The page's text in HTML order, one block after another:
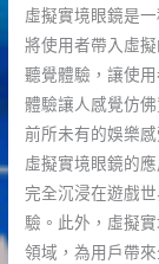
虛擬實境眼鏡是
將使用者帶入虛
聽覺體驗，讓使
體驗讓人感覺仿
前所未有的娛樂感
虛擬實境眼鏡的
完全沉浸在遊戲
驗。此外，虛擬
領域，為用戶帶